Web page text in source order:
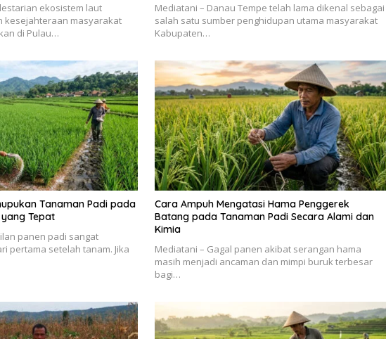
ekosistem laut
kesejahteraan masyarakat
di Pulau…
Mediatani – Danau Tempe telah lama dikenal sebagai
salah satu sumber penghidupan utama masyarakat
Kabupaten…
Tanaman Padi pada
Tepat
panen padi sangat
pertama setelah tanam. Jika
Cara Ampuh Mengatasi Hama Penggerek
Batang pada Tanaman Padi Secara Alami dan
Kimia
Mediatani – Gagal panen akibat serangan hama
masih menjadi ancaman dan mimpi buruk terbesar
bagi…